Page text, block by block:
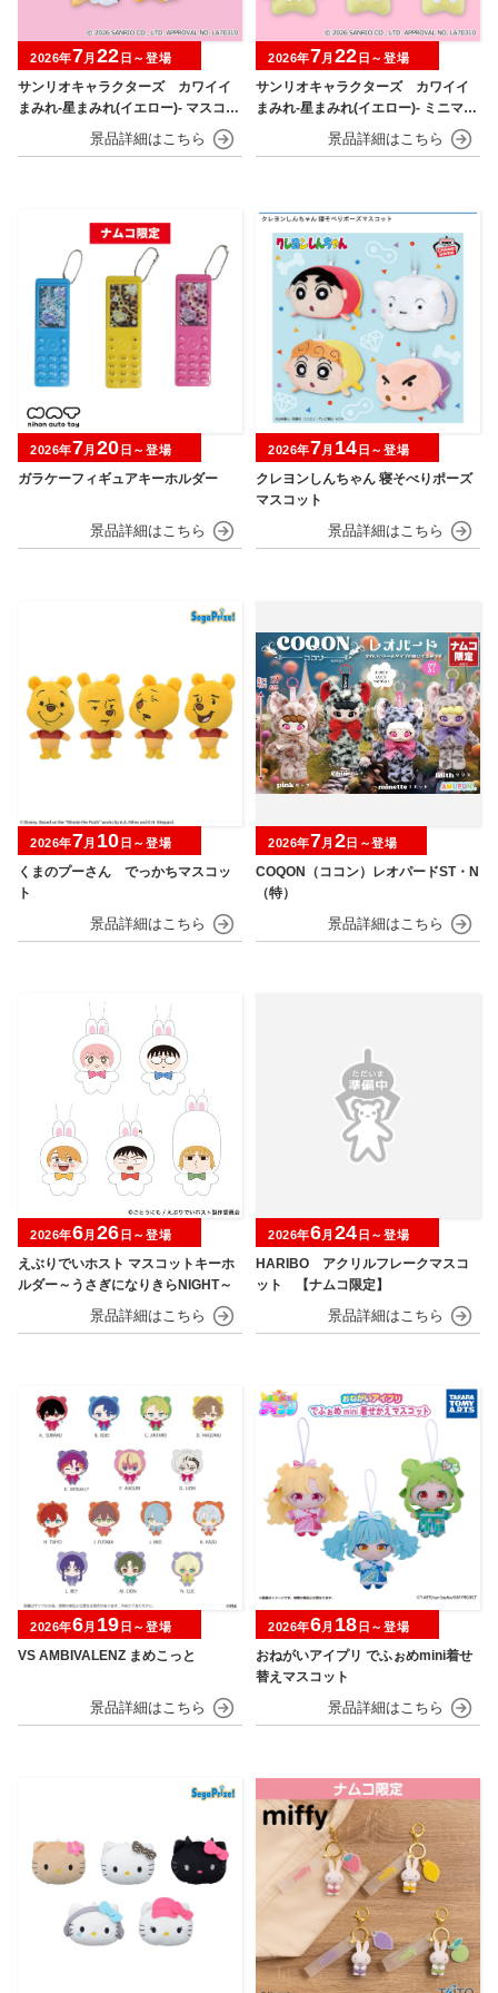
サンリオキャラクターズ カワイイ
まみれ-星まみれ(イエロー)- マスコッ
2026年7月 22 日～登場
サンリオキャラクターズ カワイイ
まみれ-星まみれ(イエロー)- ミニマス
2026年7月 22 日～登場
ガラケーフィギュアキーホルダー
2026年7月 20 日～登場
クレヨンしんちゃん 寝そべりポーズ
マスコット
2026年7月 14 日～登場
くまのプーさん でっかちマスコッ
ト
2026年7月 10 日～登場
COQON（ココン）レオパードST・N
（特）
2026年7月 2日～登場
えぶりでいホスト マスコットキーホ
ルダー～うさぎになりきらNIGHT～
2026年6月 26 日～登場
HARIBO アクリルフレークマスコ
ット 【ナムコ限定】
2026年6月 24 日～登場
VS AMBIVALENZ まめこっと
2026年6月 19 日～登場
おねがいアイプリ でふぉめmini着せ
替えマスコット
2026年6月 18 日～登場